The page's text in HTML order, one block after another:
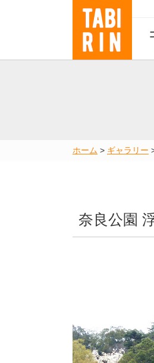
地図から検索
ホーム > ギャラリー
奈良公園